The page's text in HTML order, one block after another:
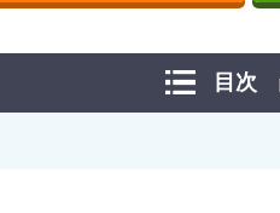
目次